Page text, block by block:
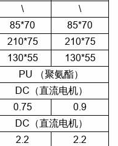
\
\
85*70
85*70
210*75
210*75
130*55
130*55
PU （聚氨酯）
DC（直流电机）
0.75
0.9
DC（直流电机）
2.2
2.2